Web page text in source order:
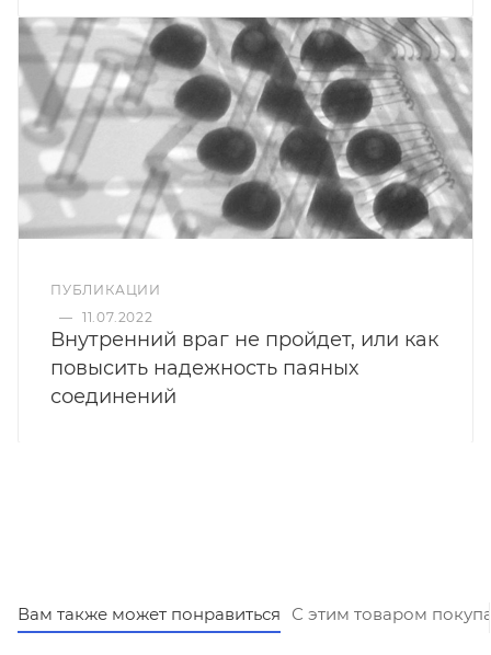
ПУБЛИКАЦИИ
— 11.07.2022
Внутренний враг не пройдет, или как
повысить надежность паяных
соединений
Вам также может понравиться С этим товаром